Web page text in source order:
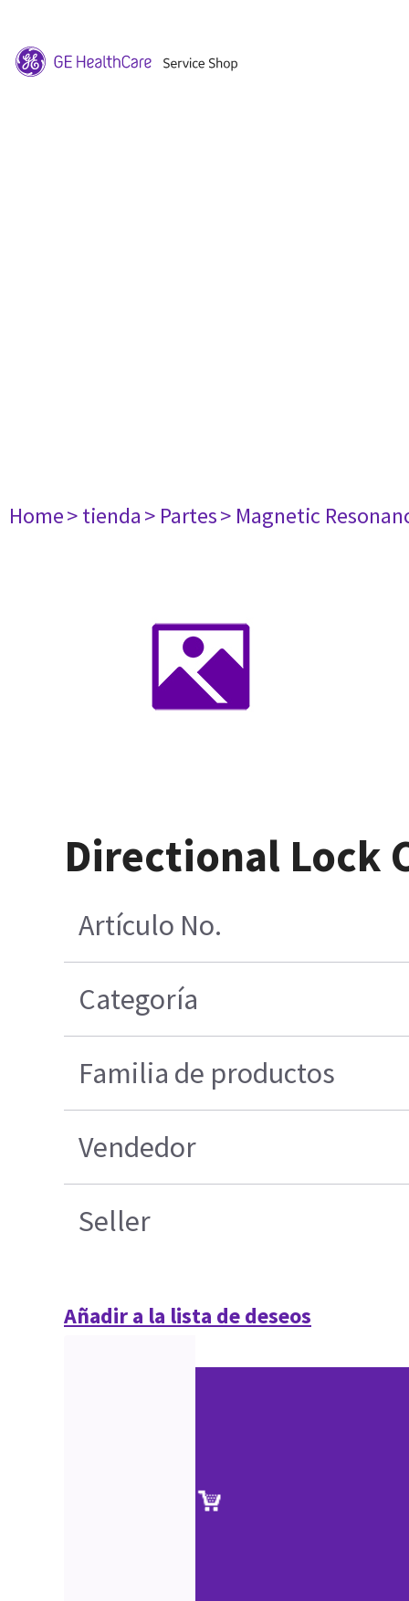
Home> tienda> Partes> Magnetic
Directional Lock
Artículo No.
Categoría
Familia de productos
Vendedor
Seller
Añadir a la lista de deseos